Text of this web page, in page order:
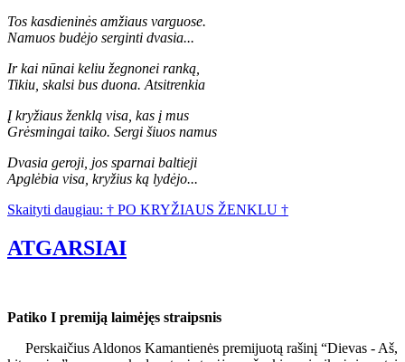
Tos kasdieninės amžiaus varguose.
Namuos budėjo serginti dvasia...
Ir kai nūnai keliu žegnonei ranką,
Tikiu, skalsi bus duona. Atsitrenkia
Į kryžiaus ženklą visa, kas į mus
Grėsmingai taiko. Sergi šiuos namus
Dvasia geroji, jos sparnai baltieji
Apglėbia visa, kryžius ką lydėjo...
Skaityti daugiau: † PO KRYŽIAUS ŽENKLU †
ATGARSIAI
Patiko I premiją laimėjęs straipsnis
Perskaičius Aldonos Kamantienės premijuotą rašinį “Dievas - Aš,